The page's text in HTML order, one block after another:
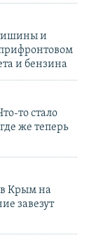
и
и бензина
то стало
же теперь
Крым на
завезут